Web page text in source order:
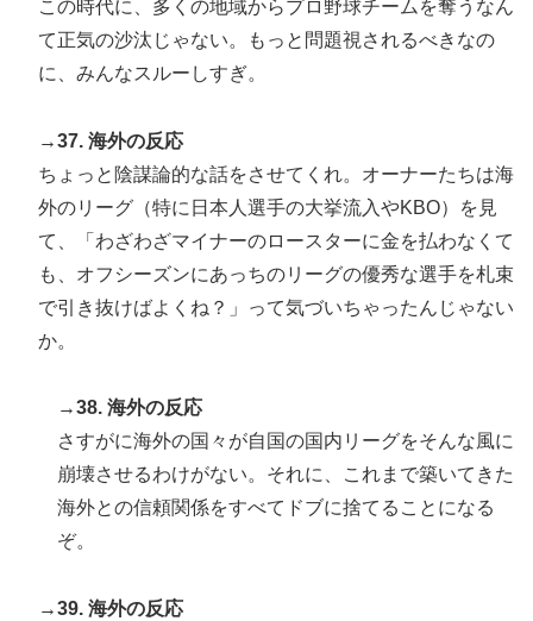
この時代に、多くの地域からプロ野球チームを奪うなん
て正気の沙汰じゃない。もっと問題視されるべきなの
に、みんなスルーしすぎ。
→37. 海外の反応
ちょっと陰謀論的な話をさせてくれ。オーナーたちは海
外のリーグ（特に日本人選手の大挙流入やKBO）を見
て、「わざわざマイナーのロースターに金を払わなくて
も、オフシーズンにあっちのリーグの優秀な選手を札束
で引き抜けばよくね？」って気づいちゃったんじゃない
か。
→38. 海外の反応
さすがに海外の国々が自国の国内リーグをそんな風に
崩壊させるわけがない。それに、これまで築いてきた
海外との信頼関係をすべてドブに捨てることになる
ぞ。
→39. 海外の反応